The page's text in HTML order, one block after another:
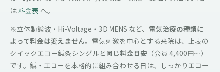
は料金表 へ。
※立体動態波・Hi-Voltage・3D MENS など、 電気治療の種類に
よって料金は変えません。電気刺激を中心とする来院は、上表の
クイックエコー鍼灸シングルと同じ料金目安 （会員 4,400円〜）
です。鍼・エコーを本格的に組み合わせる日は、しっかりエコー